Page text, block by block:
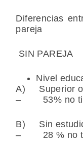
Diferencias
pareja
SIN PAREJA
Nivel
A) Superior o
– 53% no
B) Sin
– 28 % no